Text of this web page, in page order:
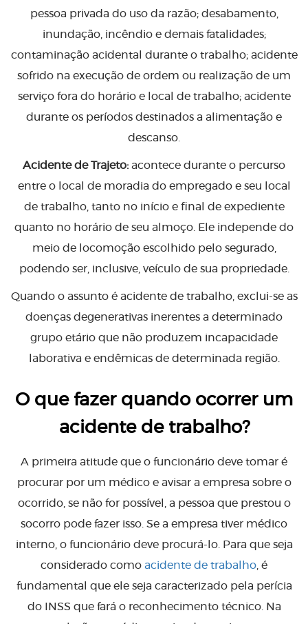
pessoa privada do uso da razão; desabamento,
inundação, incêndio e demais fatalidades;
contaminação acidental durante o trabalho; acidente
sofrido na execução de ordem ou realização de um
serviço fora do horário e local de trabalho; acidente
durante os períodos destinados a alimentação e
descanso.
Acidente de Trajeto: acontece durante o percurso
entre o local de moradia do empregado e seu local
de trabalho, tanto no início e final de expediente
quanto no horário de seu almoço. Ele independe do
meio de locomoção escolhido pelo segurado,
podendo ser, inclusive, veículo de sua propriedade.
Quando o assunto é acidente de trabalho, exclui-se as
doenças degenerativas inerentes a determinado
grupo etário que não produzem incapacidade
laborativa e endêmicas de determinada região.
O que fazer quando ocorrer um
acidente de trabalho?
A primeira atitude que o funcionário deve tomar é
procurar por um médico e avisar a empresa sobre o
ocorrido, se não for possível, a pessoa que prestou o
socorro pode fazer isso. Se a empresa tiver médico
interno, o funcionário deve procurá-lo. Para que seja
considerado como acidente de trabalho, é
fundamental que ele seja caracterizado pela perícia
do INSS que fará o reconhecimento técnico. Na